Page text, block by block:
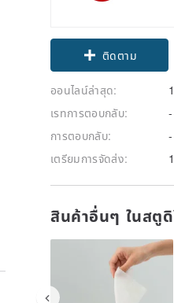
Claim coupon
ติดตาม
ออนไลน์ล่าสุด:
เรทการตอบกลับ:
-
การตอบกลับ:
-
เตรียมการจัดส่ง:
สินค้าอื่นๆ ในสตูดิ